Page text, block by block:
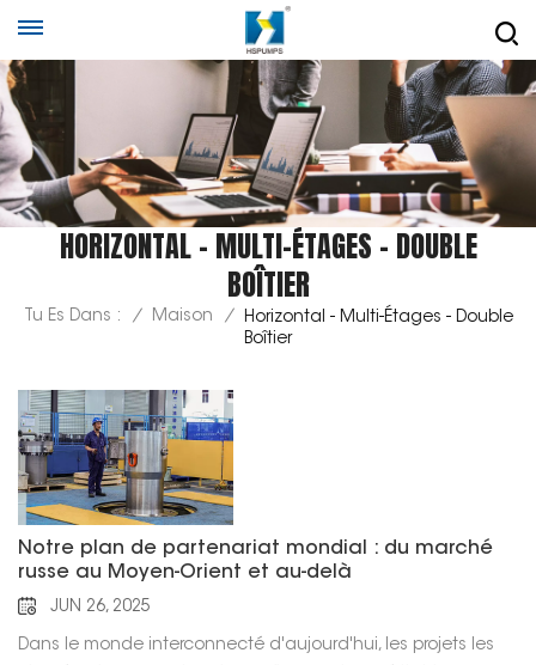
HORIZONTAL - MULTI-ÉTAGES - DOUBLE
BOÎTIER
Tu Es Dans : / Maison /
Horizontal - Multi-Étages - Double
Boîtier
Notre plan de partenariat mondial : du marché
russe au Moyen-Orient et au-delà
JUN 26, 2025
Dans le monde interconnecté d'aujourd'hui, les projets les